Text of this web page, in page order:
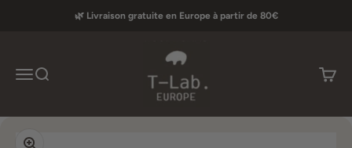
Passer au contenu🌿 Livraison gratuite en Europe à partir de 80€
MenuRecherche
T-lab Europe
Panier
Zoomer sur l'image